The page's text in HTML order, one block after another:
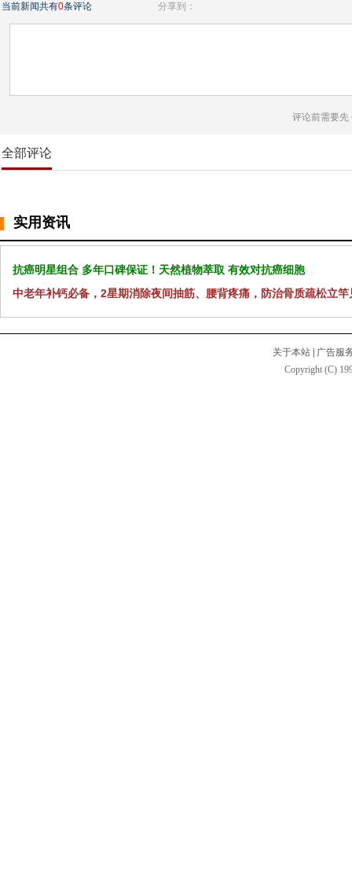
当前新闻共有0条评论 分享到：
评论前需要先
全部评论
实用资讯
抗癌明星组合 多年口碑保证！天然植物萃取 有效对抗癌细胞
中老年补钙必备，2星期消除夜间抽筋、腰背疼痛，防治骨质疏松立竿
关于本站
广告服
Copyright (C)